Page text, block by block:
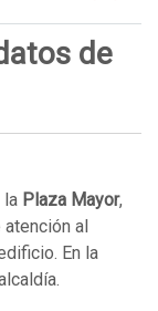
de
la Plaza Mayor,
al
En la